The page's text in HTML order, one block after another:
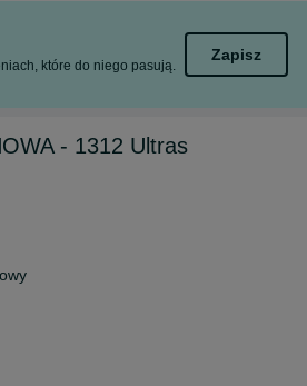
które do niego pasują.
Zapisz
- 1312 Ultras